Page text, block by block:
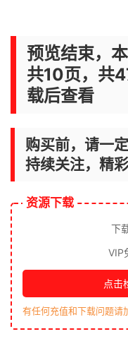
预览结束，
共10页，共
载后查看
购买前，请一
持续关注，精
资源下载
下
VIP
点击
有任何充值和下载问题